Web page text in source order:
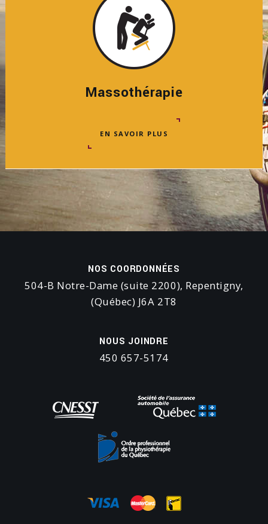
Massothérapie
EN SAVOIR PLUS
NOS COORDONNÉES
504-B Notre-Dame (suite 2200), Repentigny,
(Québec) J6A 2T8
NOUS JOINDRE
450 657-5174